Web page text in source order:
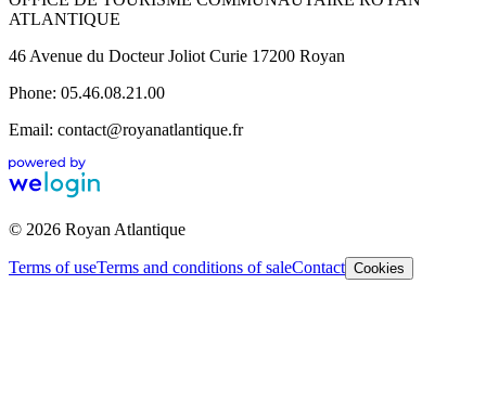
ATLANTIQUE
46 Avenue du Docteur Joliot Curie 17200 Royan
Phone: 05.46.08.21.00
Email: contact@royanatlantique.fr
© 2026 Royan Atlantique
Terms of useTerms and conditions of saleContact Cookies